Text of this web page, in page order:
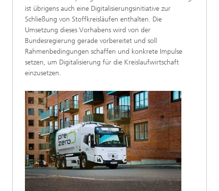
ist übrigens auch eine Digitalisierungsinitiative zur
Schließung von Stoffkreisläufen enthalten. Die
Umsetzung dieses Vorhabens wird von der
Bundesregierung gerade vorbereitet und soll
Rahmenbedingungen schaffen und konkrete Impulse
setzen, um Digitalisierung für die Kreislaufwirtschaft
einzusetzen.